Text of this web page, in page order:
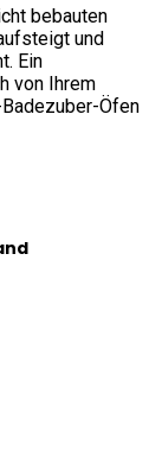
bebauten
und
Ein
von Ihrem
Öfen